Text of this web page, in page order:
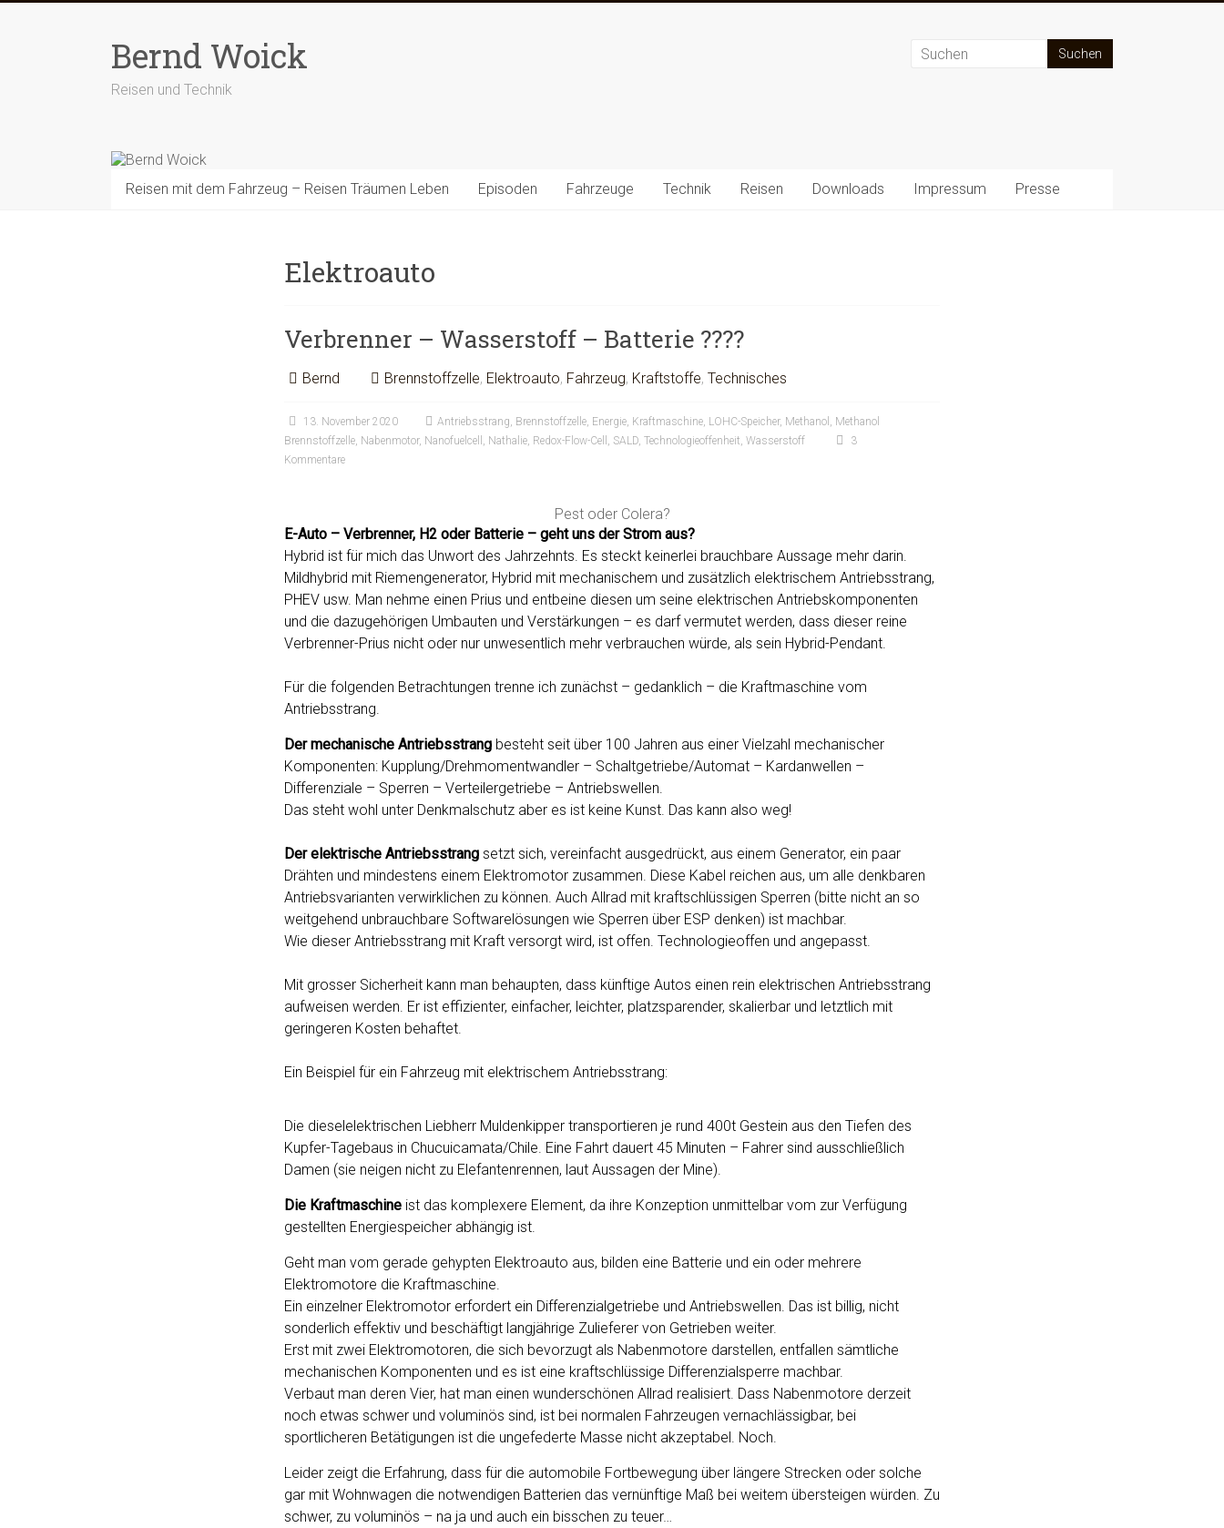
Bernd Woick
Reisen und Technik
Reisen mit dem Fahrzeug – Reisen Träumen Leben Episoden Fahrzeuge Technik Reisen Downloads Impressum Presse
Elektroauto
Verbrenner – Wasserstoff – Batterie ????
Bernd Brennstoffzelle, Elektroauto, Fahrzeug, Kraftstoffe, Technisches
13. November 2020 Antriebsstrang, Brennstoffzelle, Energie, Kraftmaschine, LOHC-Speicher, Methanol , Methanol
Brennstoffzelle, Nabenmotor, Nanofuelcell , Nathalie, Redox-Flow-Cell , SALD, Technologieoffenheit, Wasserstoff
3
Kommentare
Pest oder Colera?
E-Auto – Verbrenner, H2 oder Batterie – geht uns der Strom aus?
Hybrid ist für mich das Unwort des Jahrzehnts. Es steckt keinerlei brauchbare Aussage mehr darin.
Mildhybrid mit Riemengenerator, Hybrid mit mechanischem und zusätzlich elektrischem Antriebsstrang,
PHEV usw. Man nehme einen Prius und entbeine diesen um seine elektrischen Antriebskomponenten
und die dazugehörigen Umbauten und Verstärkungen – es darf vermutet werden, dass dieser reine
Verbrenner-Prius nicht oder nur unwesentlich mehr verbrauchen würde, als sein Hybrid-Pendant.
Für die folgenden Betrachtungen trenne ich zunächst – gedanklich – die Kraftmaschine vom
Antriebsstrang.
Der mechanische Antriebsstrang besteht seit über 100 Jahren aus einer Vielzahl mechanischer
Komponenten: Kupplung/Drehmomentwandler – Schaltgetriebe/Automat – Kardanwellen –
Differenziale – Sperren – Verteilergetriebe – Antriebswellen.
Das steht wohl unter Denkmalschutz aber es ist keine Kunst. Das kann also weg!
Der elektrische Antriebsstrang setzt sich, vereinfacht ausgedrückt, aus einem Generator, ein paar
Drähten und mindestens einem Elektromotor zusammen. Diese Kabel reichen aus, um alle denkbaren
Antriebsvarianten verwirklichen zu können. Auch Allrad mit kraftschlüssigen Sperren (bitte nicht an so
weitgehend unbrauchbare Softwarelösungen wie Sperren über ESP denken) ist machbar.
Wie dieser Antriebsstrang mit Kraft versorgt wird, ist offen. Technologieoffen und angepasst.
Mit grosser Sicherheit kann man behaupten, dass künftige Autos einen rein elektrischen Antriebsstrang
aufweisen werden. Er ist effizienter, einfacher, leichter, platzsparender, skalierbar und letztlich mit
geringeren Kosten behaftet.
Ein Beispiel für ein Fahrzeug mit elektrischem Antriebsstrang:
Die dieselelektrischen Liebherr Muldenkipper transportieren je rund 400t Gestein aus den Tiefen des
Kupfer-Tagebaus in Chucuicamata/Chile. Eine Fahrt dauert 45 Minuten – Fahrer sind ausschließlich
Damen (sie neigen nicht zu Elefantenrennen, laut Aussagen der Mine).
Die Kraftmaschine ist das komplexere Element, da ihre Konzeption unmittelbar vom zur Verfügung
gestellten Energiespeicher abhängig ist.
Geht man vom gerade gehypten Elektroauto aus, bilden eine Batterie und ein oder mehrere
Elektromotore die Kraftmaschine.
Ein einzelner Elektromotor erfordert ein Differenzialgetriebe und Antriebswellen. Das ist billig, nicht
sonderlich effektiv und beschäftigt langjährige Zulieferer von Getrieben weiter.
Erst mit zwei Elektromotoren, die sich bevorzugt als Nabenmotore darstellen, entfallen sämtliche
mechanischen Komponenten und es ist eine kraftschlüssige Differenzialsperre machbar.
Verbaut man deren Vier, hat man einen wunderschönen Allrad realisiert. Dass Nabenmotore derzeit
noch etwas schwer und voluminös sind, ist bei normalen Fahrzeugen vernachlässigbar, bei
sportlicheren Betätigungen ist die ungefederte Masse nicht akzeptabel. Noch.
Leider zeigt die Erfahrung, dass für die automobile Fortbewegung über längere Strecken oder solche
gar mit Wohnwagen die notwendigen Batterien das vernünftige Maß bei weitem übersteigen würden. Zu
schwer, zu voluminös – na ja und auch ein bisschen zu teuer…